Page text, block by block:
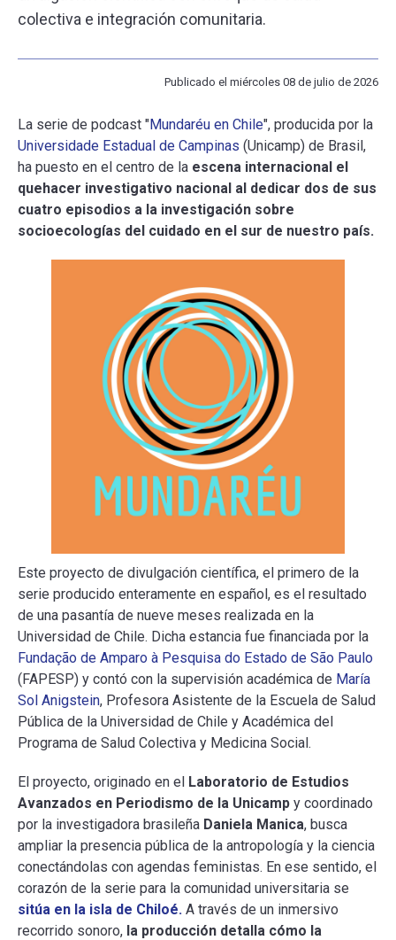
PLATAFORMA EDUCATIVA
colectiva e integración comunitaria.
Publicado el miércoles 08 de julio de 2026
La serie de podcast "Mundaréu en Chile", producida por la
Universidade Estadual de Campinas (Unicamp) de Brasil,
ha puesto en el centro de la escena internacional el
quehacer investigativo nacional al dedicar dos de sus
cuatro episodios a la investigación sobre
socioecologías del cuidado en el sur de nuestro país.
Este proyecto de divulgación científica, el primero de la
serie producido enteramente en español, es el resultado
de una pasantía de nueve meses realizada en la
Universidad de Chile. Dicha estancia fue financiada por la
Fundação de Amparo à Pesquisa do Estado de São Paulo
(FAPESP) y contó con la supervisión académica de María
Sol Anigstein, Profesora Asistente de la Escuela de Salud
Pública de la Universidad de Chile y Académica del
Programa de Salud Colectiva y Medicina Social.
El proyecto, originado en el Laboratorio de Estudios
Avanzados en Periodismo de la Unicamp y coordinado
por la investigadora brasileña Daniela Manica, busca
ampliar la presencia pública de la antropología y la ciencia
conectándolas con agendas feministas. En ese sentido, el
corazón de la serie para la comunidad universitaria se
sitúa en la isla de Chiloé. A través de un inmersivo
recorrido sonoro, la producción detalla cómo la